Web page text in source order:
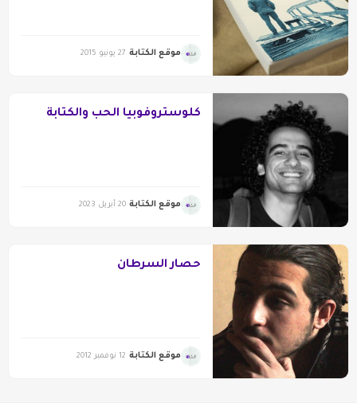
موقع الكتابة 27 يونيو 2015
كلوستروفوبيا الحب والكتابة
موقع الكتابة 20 أبريل 2023
حصار السرطان
موقع الكتابة 12 نوفمبر 2012